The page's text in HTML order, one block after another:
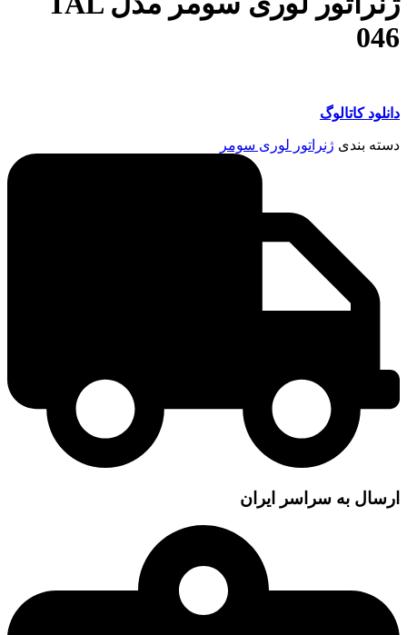
046
دانلود کاتالوگ
دسته بندی ژنراتور لوری سومر
ارسال به سراسر ایران